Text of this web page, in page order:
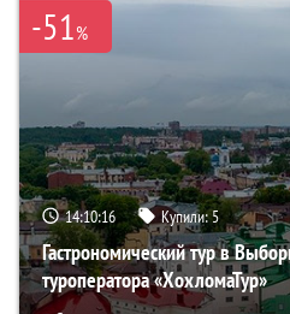
-51%
14:10:14 Купили:5
Гастрономический тур в
туроператора «ХохломаТур»